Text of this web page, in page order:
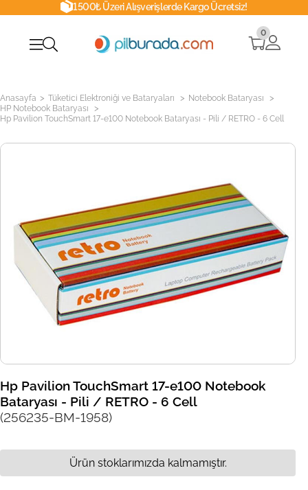
1500₺ Üzeri Alışverişlerde Kargo Ücretsiz!
0
Anasayfa > Tüketici Elektroniği ve Bataryaları > Notebook Bataryası >
HP Notebook Bataryası >
Hp Pavilion TouchSmart 17-e100 Notebook Bataryası - Pili / RETRO - 6 Cell
Hp Pavilion TouchSmart 17-e100 Notebook
Bataryası - Pili / RETRO - 6 Cell
(256235-BM-1958)
Ürün stoklarımızda kalmamıştır.